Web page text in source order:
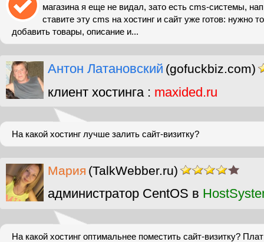
магазина я еще не видал, зато есть cms-системы,
ставите эту cms на хостинг и сайт уже готов: нужно
добавить товары, описание и...
Антон Латановский (gofuckbiz.com)
клиент хостинга : maxided.ru
На какой хостинг лучше залить сайт-визитку?
Мария (TalkWebber.ru)
администратор CentOS в
На какой хостинг оптимальнее поместить сайт-визитку?